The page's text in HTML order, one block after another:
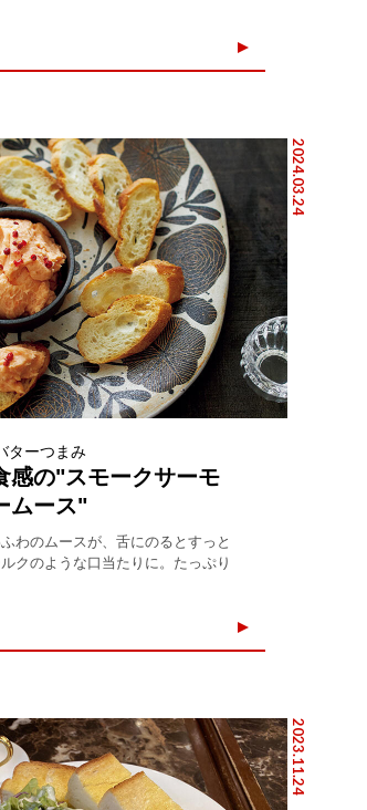
2024.03.24
ターつまみ
感の"スモークサーモ
ムース"
わのムースが、舌にのるとすっと
クのような口当たりに。たっぷり
2023.11.24